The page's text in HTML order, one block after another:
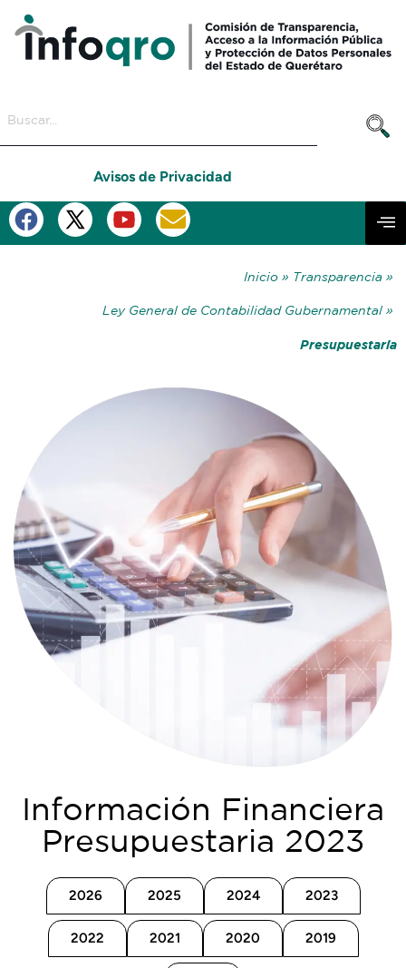
Avisos de Privacidad
Inicio » Transparencia »
Ley General de Contabilidad Gubernamental »
Presupuestaria
Información Financiera
Presupuestaria 2023
2026 2025 2024 2023
2022 2021 2020 2019